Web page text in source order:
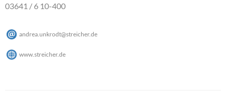
03641 / 6 10-400
andrea.unkrodt@streicher.de
www.streicher.de